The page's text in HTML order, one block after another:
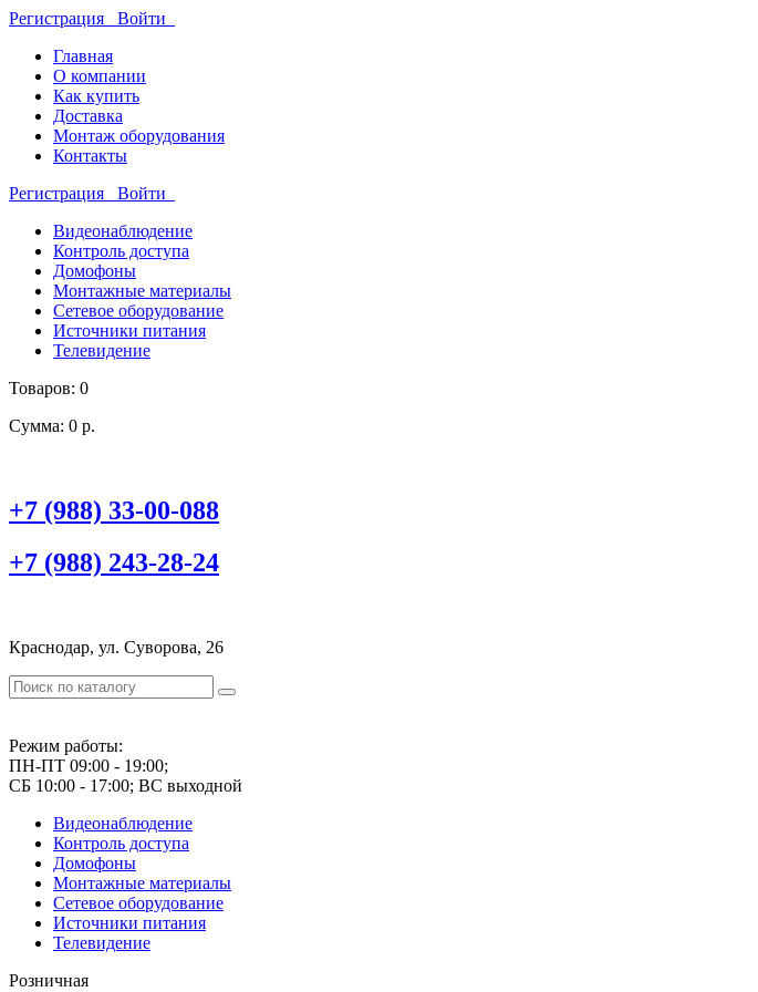
Регистрация Войти
Главная
О компании
Как купить
Доставка
Монтаж оборудования
Контакты
Регистрация Войти
Видеонаблюдение
Контроль доступа
Домофоны
Монтажные материалы
Сетевое оборудование
Источники питания
Телевидение
Товаров: 0
Сумма: 0 р.
+7 (988) 33-00-088
+7 (988) 243-28-24
Краснодар, ул. Суворова, 26
Режим работы:
ПН-ПТ 09:00 - 19:00;
СБ 10:00 - 17:00; ВС выходной
Видеонаблюдение
Контроль доступа
Домофоны
Монтажные материалы
Сетевое оборудование
Источники питания
Телевидение
Розничная